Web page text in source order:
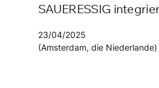
SAUERESSIG
23/04/2025
(Amsterdam, die